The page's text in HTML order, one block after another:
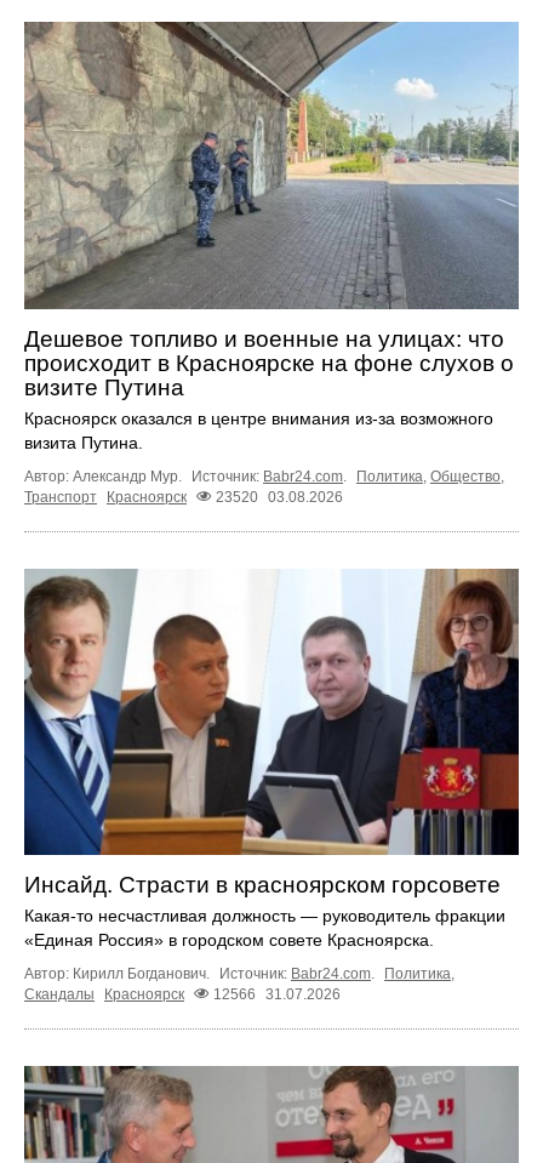
Дешевое топливо и военные на улицах: что
происходит в Красноярске на фоне слухов о
визите Путина
Красноярск оказался в центре внимания из-за возможного
визита Путина.
Автор: Александр Мур. Источник: Babr24.com Политика Общество
Транспорт
Красноярск 23520 03.08.2026
Инсайд. Страсти в красноярском горсовете
Какая-то несчастливая должность — руководитель фракции
«Единая Россия» в городском совете Красноярска.
Автор: Кирилл Богданович. Источник: Babr24.com. Политика,
Скандалы
Красноярск 12566 31.07.2026